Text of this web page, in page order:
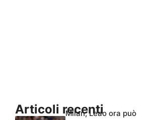
Articoli recenti
Milan, Leao ora può